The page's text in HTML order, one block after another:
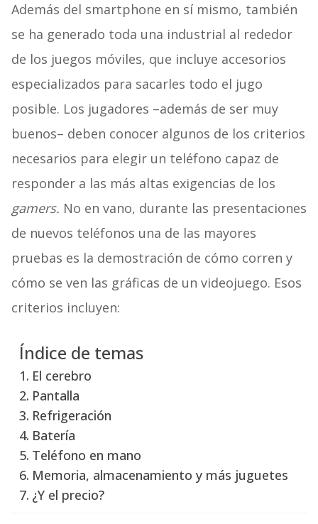
Además del smartphone en sí mismo, también
se ha generado toda una industrial al rededor
de los juegos móviles, que incluye accesorios
especializados para sacarles todo el jugo
posible. Los jugadores –además de ser muy
buenos– deben conocer algunos de los criterios
necesarios para elegir un teléfono capaz de
responder a las más altas exigencias de los
gamers. No en vano, durante las presentaciones
de nuevos teléfonos una de las mayores
pruebas es la demostración de cómo corren y
cómo se ven las gráficas de un videojuego. Esos
criterios incluyen:
Índice de temas
El cerebro
Pantalla
Refrigeración
Batería
Teléfono en mano
Memoria, almacenamiento y más juguetes
¿Y el precio?